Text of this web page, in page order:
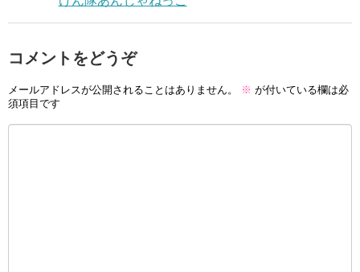
コメントをどうぞ
メールアドレスが公開されることはありません。 ※ が付いている欄は必
須項目です